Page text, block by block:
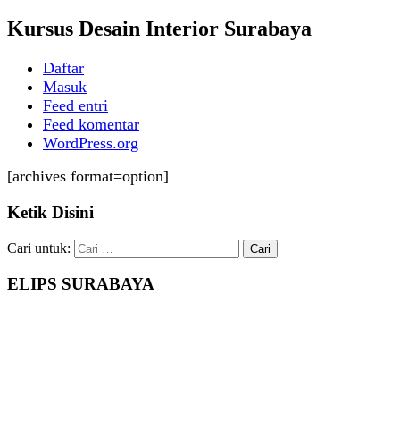
Kursus Desain Interior Surabaya
Daftar
Masuk
Feed entri
Feed komentar
WordPress.org
[archives format=option]
Ketik Disini
Cari untuk:
ELIPS SURABAYA